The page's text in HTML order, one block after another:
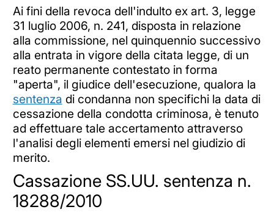
Ai fini della revoca dell'indulto ex art. 3, legge
31 luglio 2006, n. 241, disposta in relazione
alla commissione, nel quinquennio successivo
alla entrata in vigore della citata legge, di un
reato permanente contestato in forma
"aperta", il giudice dell'esecuzione, qualora la
sentenza di condanna non specifichi la data di
cessazione della condotta criminosa, è tenuto
ad effettuare tale accertamento attraverso
l'analisi degli elementi emersi nel giudizio di
merito.
Cassazione SS.UU. sentenza n.
18288/2010